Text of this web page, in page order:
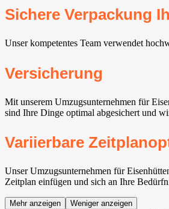
Sichere Verpackung
Unser kompetentes Team verwendet
Versicherung
Mit unserem Umzugsunternehmen für
sind Ihre Dinge optimal abgesichert und
Variierbare
Unser Umzugsunternehmen für
Zeitplan einfügen und sich an Ihre
Mehr anzeigen Weniger anzeigen